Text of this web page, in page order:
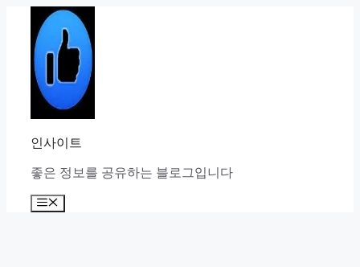
content
인사이트
좋은 정보를 공유하는 블로그입니다
Menu